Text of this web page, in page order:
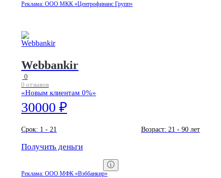
Реклама: ООО МКК «Центрофинанс Групп»
Webbankir
0
0 отзывов
«Новым клиентам 0%»
30000 ₽
Срок: 1 - 21 Возраст: 21 - 90 лет
Получить деньги
Реклама: ООО МФК «Вэббанкир»